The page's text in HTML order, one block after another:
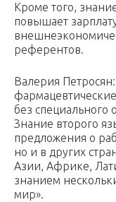
Кроме того,
повышает
референтов.
Валерия
без специального
Знание второго
предложения о
но и в других
Азии, Африке,
знанием
мир».